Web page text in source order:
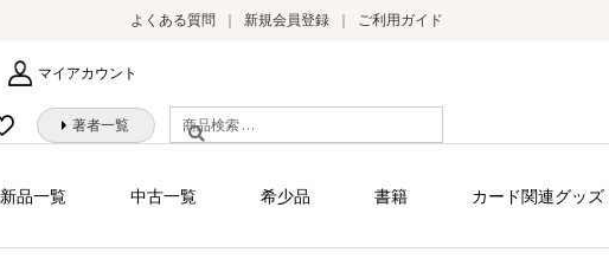
よくある質問 新規会員登録 ご利用ガイド
マイアカウント
検
索
象:
著者一覧
新品一覧 中古一覧 希少品 書籍 カード関連グッズ